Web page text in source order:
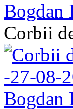
Corbii